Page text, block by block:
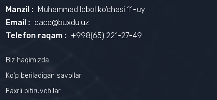
Manzil : Muhammad Iqbol ko'chasi 11-uy
Email : cace@buxdu.uz
Telefon raqam : +998(65) 221-27-49
Biz haqimizda
Ko'p beriladigan savollar
Faxrli bitiruvchilar